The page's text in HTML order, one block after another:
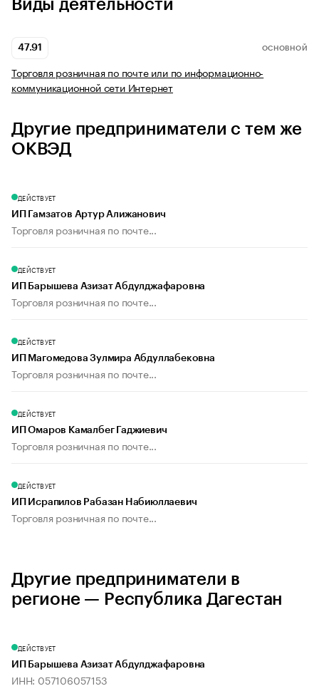
Виды деятельности
47.91 ОСНОВНОЙ
Торговля розничная по почте или по информационно-
коммуникационной сети Интернет
Другие предприниматели с тем же
ОКВЭД
ДЕЙСТВУЕТ
ИП Гамзатов Артур Алижанович
Торговля розничная по почте...
ДЕЙСТВУЕТ
ИП Барышева Азизат Абдулджафаровна
Торговля розничная по почте...
ДЕЙСТВУЕТ
ИП Магомедова Зулмира Абдуллабековна
Торговля розничная по почте...
ДЕЙСТВУЕТ
ИП Омаров Камалбег Гаджиевич
Торговля розничная по почте...
ДЕЙСТВУЕТ
ИП Исрапилов Рабазан Набиюллаевич
Торговля розничная по почте...
Другие предприниматели в
регионе — Республика Дагестан
ДЕЙСТВУЕТ
ИП Барышева Азизат Абдулджафаровна
ИНН: 057106057153